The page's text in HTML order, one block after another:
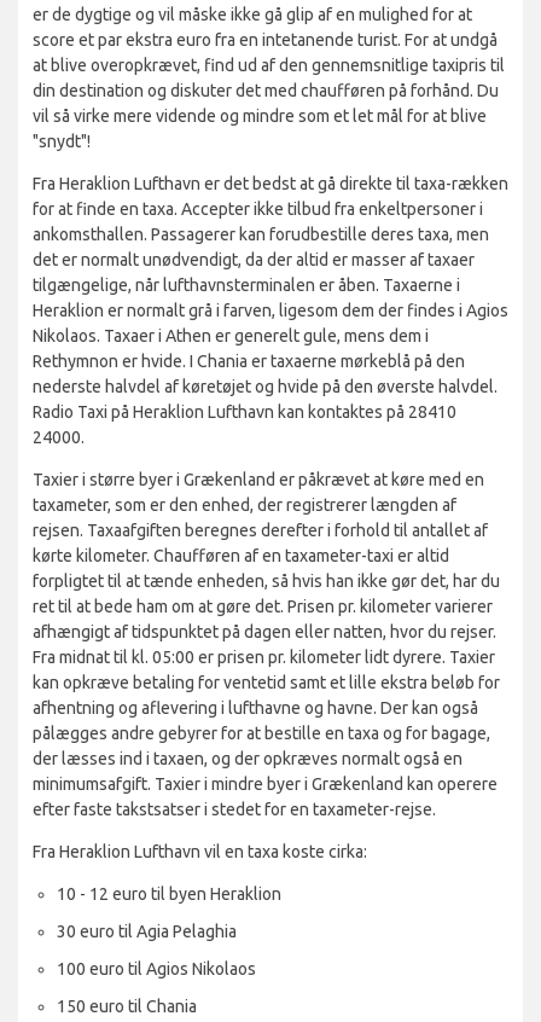
er de dygtige og vil måske ikke gå glip af en mulighed for at
score et par ekstra euro fra en intetanende turist. For at undgå
at blive overopkrævet, find ud af den gennemsnitlige taxipris til
din destination og diskuter det med chaufføren på forhånd. Du
vil så virke mere vidende og mindre som et let mål for at blive
"snydt"!
Fra Heraklion Lufthavn er det bedst at gå direkte til taxa-rækken
for at finde en taxa. Accepter ikke tilbud fra enkeltpersoner i
ankomsthallen. Passagerer kan forudbestille deres taxa, men
det er normalt unødvendigt, da der altid er masser af taxaer
tilgængelige, når lufthavnsterminalen er åben. Taxaerne i
Heraklion er normalt grå i farven, ligesom dem der findes i Agios
Nikolaos. Taxaer i Athen er generelt gule, mens dem i
Rethymnon er hvide. I Chania er taxaerne mørkeblå på den
nederste halvdel af køretøjet og hvide på den øverste halvdel.
Radio Taxi på Heraklion Lufthavn kan kontaktes på 28410
24000.
Taxier i større byer i Grækenland er påkrævet at køre med en
taxameter, som er den enhed, der registrerer længden af
rejsen. Taxaafgiften beregnes derefter i forhold til antallet af
kørte kilometer. Chaufføren af en taxameter-taxi er altid
forpligtet til at tænde enheden, så hvis han ikke gør det, har du
ret til at bede ham om at gøre det. Prisen pr. kilometer varierer
afhængigt af tidspunktet på dagen eller natten, hvor du rejser.
Fra midnat til kl. 05:00 er prisen pr. kilometer lidt dyrere. Taxier
kan opkræve betaling for ventetid samt et lille ekstra beløb for
afhentning og aflevering i lufthavne og havne. Der kan også
pålægges andre gebyrer for at bestille en taxa og for bagage,
der læsses ind i taxaen, og der opkræves normalt også en
minimumsafgift. Taxier i mindre byer i Grækenland kan operere
efter faste takstsatser i stedet for en taxameter-rejse.
Fra Heraklion Lufthavn vil en taxa koste cirka:
10 - 12 euro til byen Heraklion
30 euro til Agia Pelaghia
100 euro til Agios Nikolaos
150 euro til Chania